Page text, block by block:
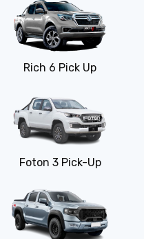
Rich 6 Pick Up
Foton 3 Pick-Up